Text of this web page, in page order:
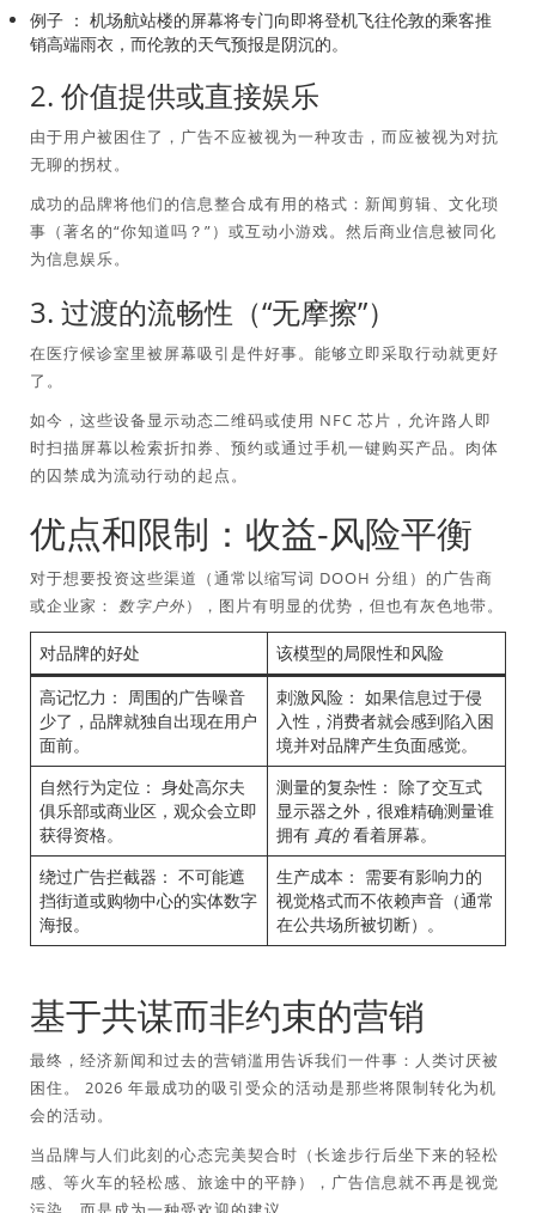
例子 ： 机场航站楼的屏幕将专门向即将登机飞往伦敦的乘客推
销高端雨衣，而伦敦的天气预报是阴沉的。
2. 价值提供或直接娱乐
由于用户被困住了，广告不应被视为一种攻击，而应被视为对抗
无聊的拐杖。
成功的品牌将他们的信息整合成有用的格式：新闻剪辑、文化琐
事（著名的“你知道吗？”）或互动小游戏。然后商业信息被同化
为信息娱乐。
3. 过渡的流畅性（“无摩擦”）
在医疗候诊室里被屏幕吸引是件好事。能够立即采取行动就更好
了。
如今，这些设备显示动态二维码或使用 NFC 芯片，允许路人即
时扫描屏幕以检索折扣券、预约或通过手机一键购买产品。肉体
的囚禁成为流动行动的起点。
优点和限制：收益-风险平衡
对于想要投​​资这些渠道（通常以缩写词 DOOH 分组）的广告商
或企业家： 数字户外），图片有明显的优势，但也有灰色地带。
对品牌的好处
该模型的局限性和风险
高记忆力： 周围的广告噪音
少了，品牌就独自出现在用户
面前。
刺激风险： 如果信息过于侵
入性，消费者就会感到陷入困
境并对品牌产生负面感觉。
自然行为定位： 身处高尔夫
俱乐部或商业区，观众会立即
获得资格。
测量的复杂性： 除了交互式
显示器之外，很难精确测量谁
拥有 真的看着屏幕。
绕过广告拦截器： 不可能遮
挡街道或购物中心的实体数字
海报。
生产成本： 需要有影响力的
视觉格式而不依赖声音（通常
在公共场所被切断）。
基于共谋而非约束的营销
最终，经济新闻和过去的营销滥用告诉我们一件事：人类讨厌被
困住。 2026 年最成功的吸引受众的活动是那些将限制转化为机
会的活动。
当品牌与人们此刻的心态完美契合时（长途步行后坐下来的轻松
感、等火车的轻松感、旅途中的平静），广告信息就不再是视觉